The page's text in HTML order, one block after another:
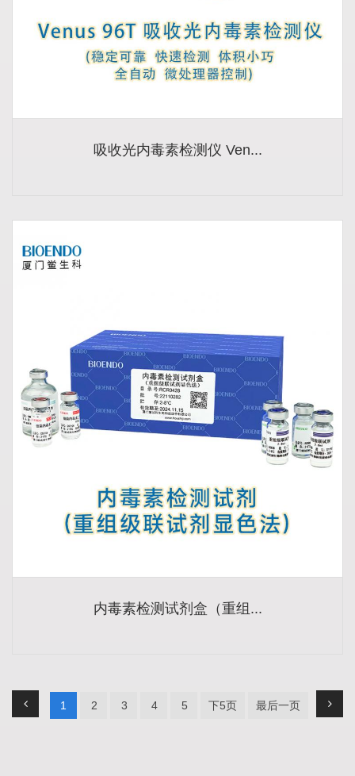
吸收光内毒素检测仪 Ven...
内毒素检测试剂盒（重组...
1 2 3 4 5 下5页 最后一页